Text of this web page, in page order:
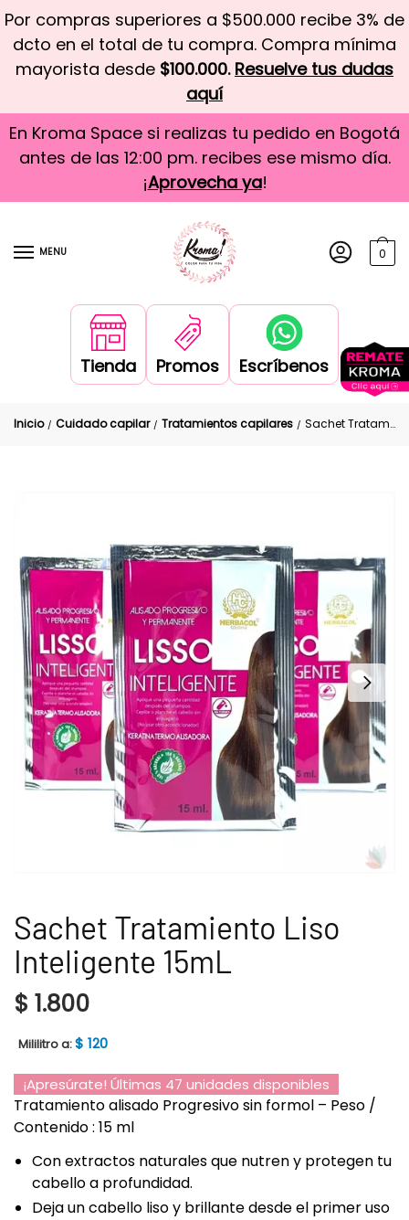
Por compras superiores a $500.000 recibe 3% de
dcto en el total de tu compra. Compra mínima
mayorista desde $100.000. Resuelve tus dudas
aquí
En Kroma Space si realizas tu pedido en Bogotá
antes de las 12:00 pm. recibes ese mismo día.
¡Aprovecha ya!
MENU 0
Tienda Promos Escríbenos
Inicio / Cuidado capilar / Tratamientos capilares / Sachet Tratamiento Liso Inteligente 15mL
Sachet Tratamiento Liso
Inteligente 15mL
$ 1.800
Mililitro a:$ 120
¡Apresúrate! Últimas 47 unidades disponibles
Tratamiento alisado Progresivo sin formol – Peso /
Contenido : 15 ml
Con extractos naturales que nutren y protegen tu
cabello a profundidad.
Deja un cabello liso y brillante desde el primer uso